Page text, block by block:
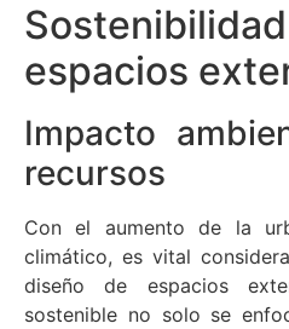
espacios
Impacto
recursos
Con el aumento de la
climático, es vital
diseño de espacios
sostenible no solo se